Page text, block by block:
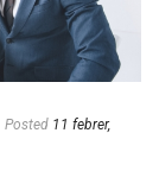
Posted 11 febrer,